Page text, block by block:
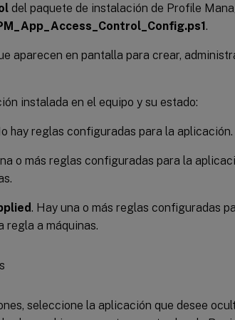
del paquete de instalación de Profile
.
aparecen en pantalla para crear,
instalada en el equipo y su estado:
hay reglas configuradas para la aplicación.
o más reglas configuradas para la
. Hay una o más reglas configuradas
regla a máquinas.
seleccione la aplicación que desee